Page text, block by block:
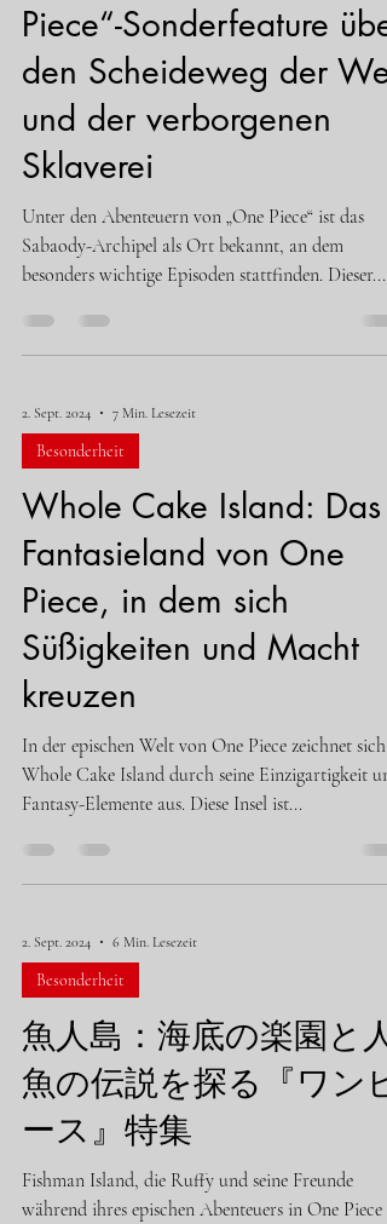
Piece“-Sonderfeature über
den Scheideweg der Welt
und der verborgenen
Sklaverei
Unter den Abenteuern von „One Piece“ ist das
Sabaody-Archipel als Ort bekannt, an dem
besonders wichtige Episoden stattfinden. Dieser...
2. Sept. 2024 7 Min. Lesezeit
Besonderheit
Whole Cake Island: Das
Fantasieland von One
Piece, in dem sich
Süßigkeiten und Macht
kreuzen
In der epischen Welt von One Piece zeichnet sich
Whole Cake Island durch seine Einzigartigkeit
Fantasy-Elemente aus. Diese Insel ist...
2. Sept. 2024 6 Min. Lesezeit
Besonderheit
魚人島：海底の楽園と人
魚の伝説を探る『ワンピ
ース』特集
Fishman Island, die Ruffy und seine Freunde
während ihres epischen Abenteuers in One Piece